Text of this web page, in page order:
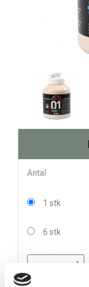
Antal
1 stk
6 stk